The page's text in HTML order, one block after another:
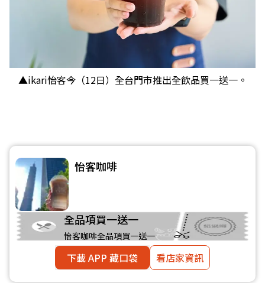
▲ikari怡客今（12日）全台門市推出全飲品買一送一。
怡客咖啡
全品項買一送一
怡客咖啡全品項買一送一
下載 APP 藏口袋 看店家資訊